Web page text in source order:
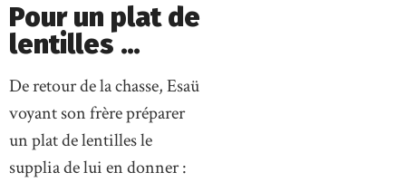
Pour un plat de
lentilles …
De retour de la chasse, Esaü
voyant son frère préparer
un plat de lentilles le
supplia de lui en donner :